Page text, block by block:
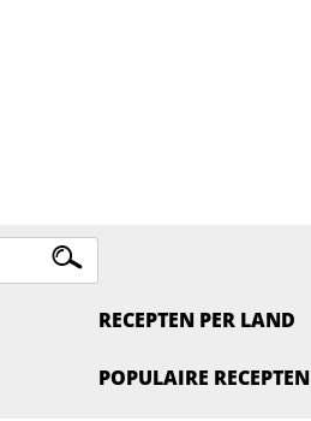
RECEPTEN PER LAND
POPULAIRE RECEPTEN